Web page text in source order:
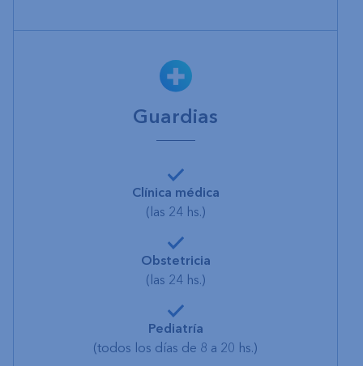
Guardias
Clínica médica
(las 24 hs.)
Obstetricia
(las 24 hs.)
Pediatría
(todos los días de 8 a 20 hs.)